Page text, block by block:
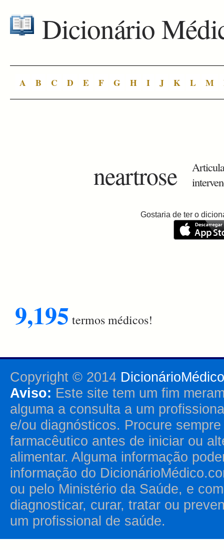
Dicionário
A B C D E F G H I J K L M
neartrose
Gostaria de ter o
9,195 termos médicos!
Copyright © 2014
Aviso: Este site tem um fim
alguma a consulta a um
e/ou diagnósticos. Procure
farmacêutico antes de iniciar ou
alimentar. Alguma informação
informação do
ou pelo Ministério da Saúde, e
diagnosticar, curar, tratar ou
um profissional de saúde.